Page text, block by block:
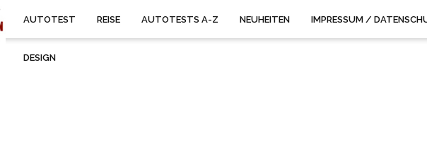
AUTOTEST REISE AUTOTESTS A-Z NEUHEITEN IMPRESSUM /
DESIGN